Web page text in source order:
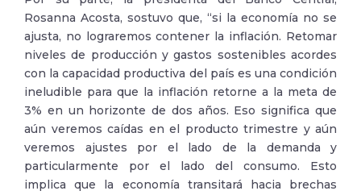
Rosanna Acosta, sostuvo que, “si la economía no se
ajusta, no lograremos contener la inflación. Retomar
niveles de producción y gastos sostenibles acordes
con la capacidad productiva del país es una condición
ineludible para que la inflación retorne a la meta de
3% en un horizonte de dos años. Eso significa que
aún veremos caídas en el producto trimestre y aún
veremos ajustes por el lado de la demanda y
particularmente por el lado del consumo. Esto
implica que la economía transitará hacia brechas